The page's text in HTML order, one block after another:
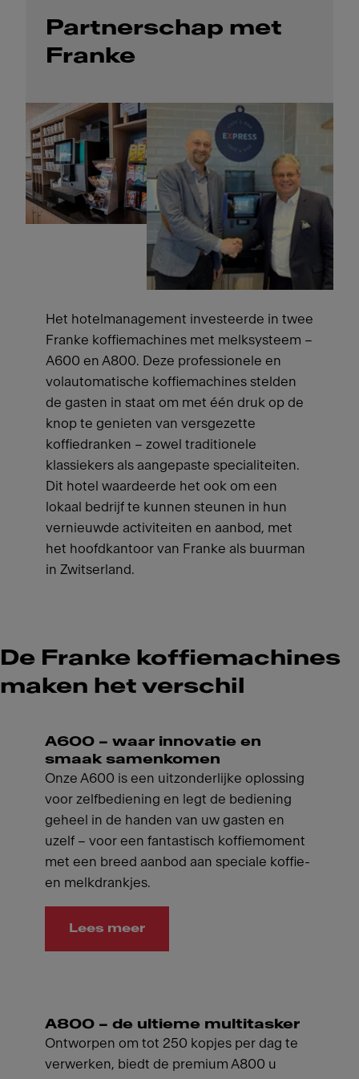
Partnerschap met
Franke
Het hotelmanagement investeerde in twee
Franke koffiemachines met melksysteem –
A600 en A800. Deze professionele en
volautomatische koffiemachines stelden
de gasten in staat om met één druk op de
knop te genieten van versgezette
koffiedranken – zowel traditionele
klassiekers als aangepaste specialiteiten.
Dit hotel waardeerde het ook om een
lokaal bedrijf te kunnen steunen in hun
vernieuwde activiteiten en aanbod, met
het hoofdkantoor van Franke als buurman
in Zwitserland.
De Franke koffiemachines
maken het verschil
A600 – waar innovatie en
smaak samenkomen
Onze A600 is een uitzonderlijke oplossing
voor zelfbediening en legt de bediening
geheel in de handen van uw gasten en
uzelf – voor een fantastisch koffiemoment
met een breed aanbod aan speciale koffie-
en melkdrankjes.
Lees meer
A800 – de ultieme multitasker
Ontworpen om tot 250 kopjes per dag te
verwerken, biedt de premium A800 u